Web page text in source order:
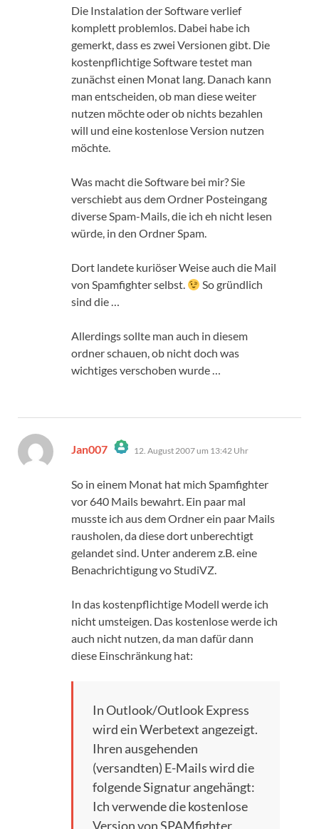
Anti-Spam von CleanTalk
Die Instalation der Software verlief
komplett problemlos. Dabei habe ich
gemerkt, dass es zwei Versionen gibt. Die
kostenpflichtige Software testet man
zunächst einen Monat lang. Danach kann
man entscheiden, ob man diese weiter
nutzen möchte oder ob nichts bezahlen
will und eine kostenlose Version nutzen
möchte.
Was macht die Software bei mir? Sie
verschiebt aus dem Ordner Posteingang
diverse Spam-Mails, die ich eh nicht lesen
würde, in den Ordner Spam.
Dort landete kuriöser Weise auch die Mail
von Spamfighter selbst.
So gründlich
sind die …
Allerdings sollte man auch in diesem
ordner schauen, ob nicht doch was
wichtiges verschoben wurde …
Jan007 sagt:
Anti-Spam von CleanTalk
12. August 2007 um 13:42 Uhr
So in einem Monat hat mich Spamfighter
vor 640 Mails bewahrt. Ein paar mal
musste ich aus dem Ordner ein paar Mails
rausholen, da diese dort unberechtigt
gelandet sind. Unter anderem z.B. eine
Benachrichtigung vo StudiVZ.
In das kostenpflichtige Modell werde ich
nicht umsteigen. Das kostenlose werde ich
auch nicht nutzen, da man dafür dann
diese Einschränkung hat:
In Outlook/Outlook Express
wird ein Werbetext angezeigt.
Ihren ausgehenden
(versandten) E-Mails wird die
folgende Signatur angehängt:
Ich verwende die kostenlose
Version von SPAMfighter,